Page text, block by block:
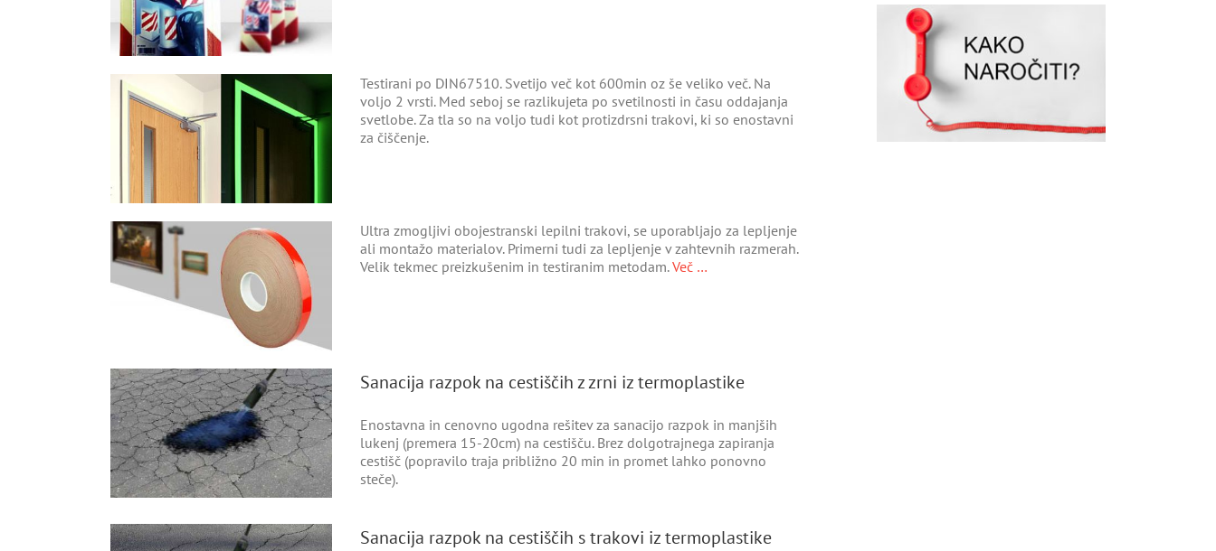
Testirani po DIN67510. Svetijo več kot 600min oz še veliko več. Na
voljo 2 vrsti. Med seboj se razlikujeta po svetilnosti in času oddajanja
svetlobe. Za tla so na voljo tudi kot protizdrsni trakovi, ki so enostavni
za čiščenje.
Ultra zmogljivi obojestranski lepilni trakovi, se uporabljajo za lepljenje
ali montažo materialov. Primerni tudi za lepljenje v zahtevnih razmerah.
Velik tekmec preizkušenim in testiranim metodam.Več …
Sanacija razpok na cestiščih z zrni iz termoplastike
Enostavna in cenovno ugodna rešitev za sanacijo razpok in manjših
lukenj (premera 15-20cm) na cestišču. Brez dolgotrajnega zapiranja
cestišč (popravilo traja približno 20 min in promet lahko ponovno
steče).
Sanacija razpok na cestiščih s trakovi iz termoplastike